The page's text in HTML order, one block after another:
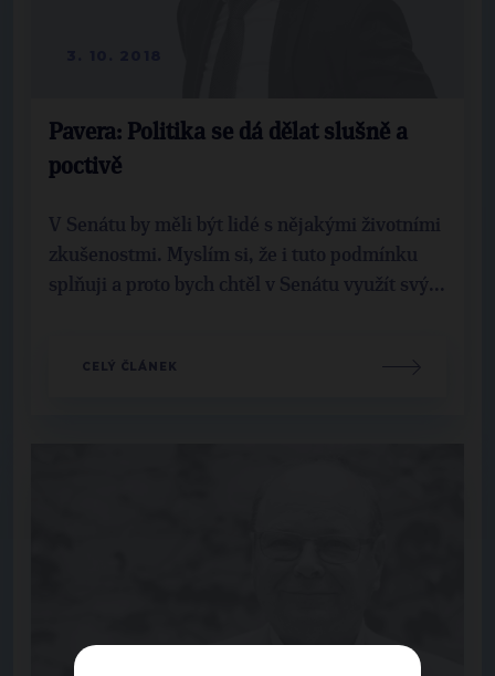
Pavera: Politika se dá dělat slušně a
poctivě
V Senátu by měli být lidé s nějakými životními
zkušenostmi. Myslím si, že i tuto podmínku
splňuji a proto bych chtěl v Senátu využít svý...
CELÝ ČLÁNEK